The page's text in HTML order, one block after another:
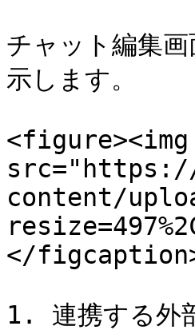
チャット編集
示します。
<figure><img
content/
</
1. 連携する外